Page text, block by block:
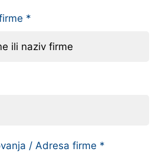
*
/ Adresa firme *